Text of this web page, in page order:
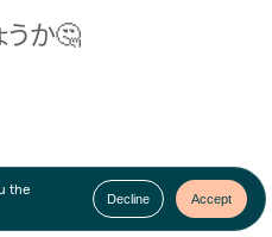
うか🤔
the
Decline Accept